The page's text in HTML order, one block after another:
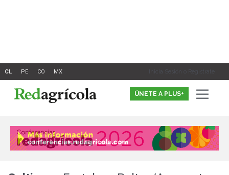
Inicia Sesión o Registrate
ÚNETE A PLUS+